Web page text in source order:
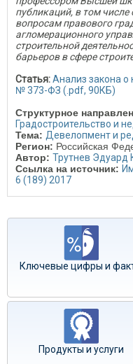
публикаций, в том
вопросам правового
агломерационного
строительной
барьеров в сфере
Статья:Анализ закона о
№ 373-ФЗ (.pdf, 90КБ)
Структурное
Градостроительство и
Тема: Девелопмент и
Регион: Российская
Автор: Трутнев Эдуард
Ссылка на источник:
6 (189) 2017
Ключевые цифры и
Продукты и услуги